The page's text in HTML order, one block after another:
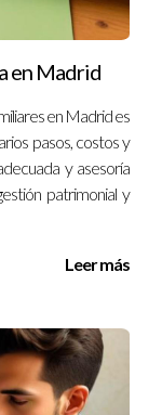
en Madrid
en Madrid es
pasos, costos y
y asesoría
patrimonial y
Leer más